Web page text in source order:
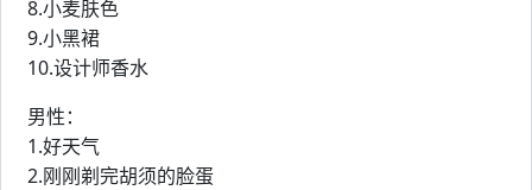
8.小麦肤色
9.小黑裙
10.设计师香水
男性：
1.好天气
2.刚刚剃完胡须的脸蛋